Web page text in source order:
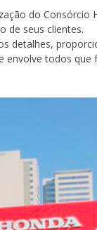
do Consórcio
de seus clientes.
detalhes,
todos que